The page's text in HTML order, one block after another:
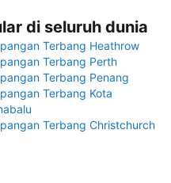
di seluruh dunia
Terbang Heathrow
Terbang Perth
Terbang Penang
Terbang Kota
Terbang Christchurch